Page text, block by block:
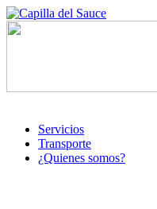
Servicios
Transporte
¿Quienes somos?